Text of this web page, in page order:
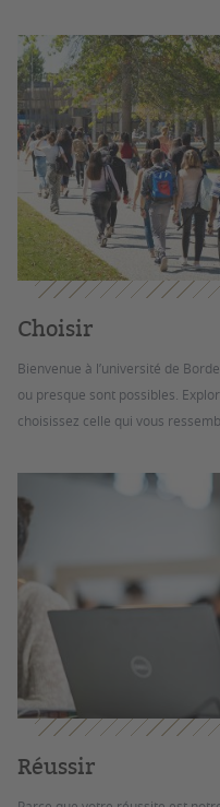
Choisir
Bienvenue à l’université de
ou presque sont possibles.
choisissez celle qui vous
Réussir